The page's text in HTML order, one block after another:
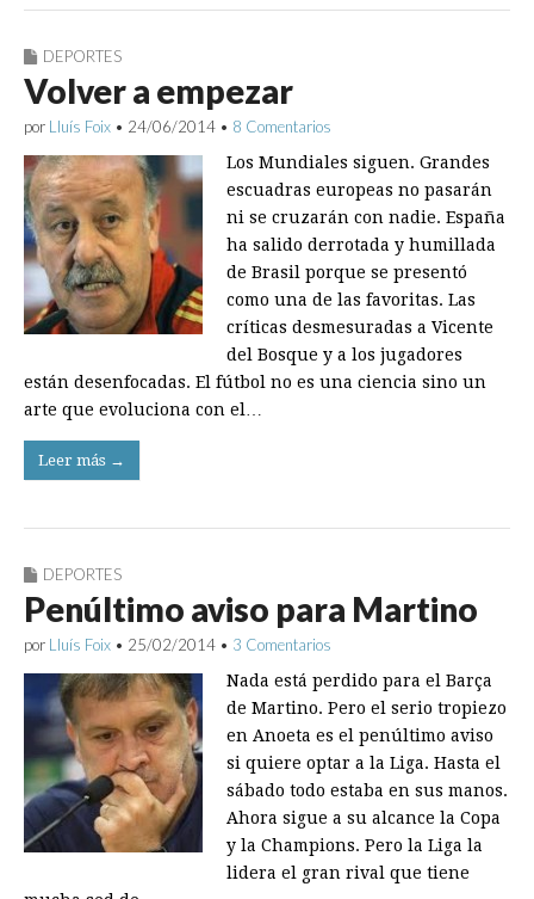
DEPORTES
Volver a empezar
por Lluís Foix • 24/06/2014 • 8 Comentarios
Los Mundiales siguen. Grandes
escuadras europeas no pasarán
ni se cruzarán con nadie. España
ha salido derrotada y humillada
de Brasil porque se presentó
como una de las favoritas. Las
críticas desmesuradas a Vicente
del Bosque y a los jugadores
están desenfocadas. El fútbol no es una ciencia sino un
arte que evoluciona con el…
Leer más →
DEPORTES
Penúltimo aviso para Martino
por Lluís Foix • 25/02/2014 • 3 Comentarios
Nada está perdido para el Barça
de Martino. Pero el serio tropiezo
en Anoeta es el penúltimo aviso
si quiere optar a la Liga. Hasta el
sábado todo estaba en sus manos.
Ahora sigue a su alcance la Copa
y la Champions. Pero la Liga la
lidera el gran rival que tiene